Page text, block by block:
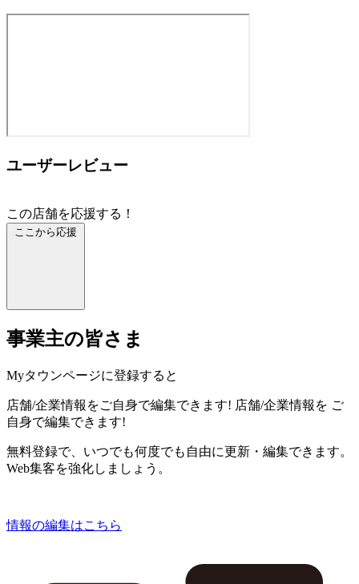
ユーザーレビュー
この店舗を応援する！
ここから応援
事業主の皆さま
Myタウンページに登録すると
店舗/企業情報をご自身で編集できます! 店舗/企業情報を ご
自身で編集できます!
無料登録で、いつでも何度でも自由に更新・編集できます。
Web集客を強化しましょう。
情報の編集はこちら